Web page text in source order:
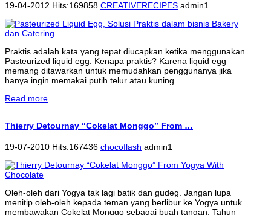
19-04-2012 Hits:169858 CREATIVERECIPES admin1
Praktis adalah kata yang tepat diucapkan ketika menggunakan
Pasteurized liquid egg. Kenapa praktis? Karena liquid egg
memang ditawarkan untuk memudahkan penggunanya jika
hanya ingin memakai putih telur atau kuning...
Read more
Thierry Detournay “Cokelat Monggo” From …
19-07-2010 Hits:167436 chocoflash admin1
Oleh-oleh dari Yogya tak lagi batik dan gudeg. Jangan lupa
menitip oleh-oleh kepada teman yang berlibur ke Yogya untuk
membawakan Cokelat Monggo sebagai buah tangan. Tahun